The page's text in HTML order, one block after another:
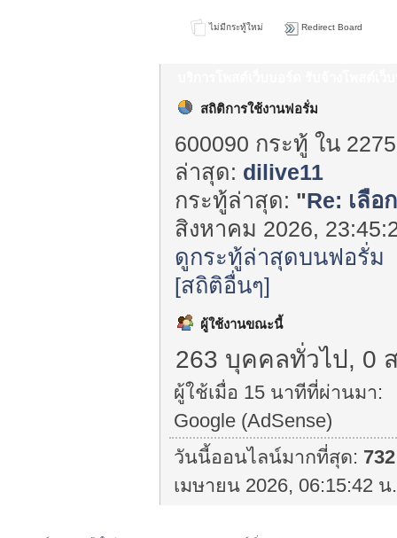
ไม่มีกระทู้ใหม่ Redirect Board
สถิติการใช้งานฟอรั่ม
600090 กระทู้ ใน
ล่าสุด: dilive11
กระทู้ล่าสุด: "Re: เลือ
สิงหาคม 2026,
ดูกระทู้ล่าสุดบนฟอรั่ม
[สถิติอื่นๆ]
ผู้ใช้งานขณะนี้
263 บุคคลทั่วไป, 0
ผู้ใช้เมื่อ 15 นาทีที่ผ่านมา:
Google (AdSense)
วันนี้ออนไลน์มากที่สุด: 732
เมษายน 2026, 06:15:42 น